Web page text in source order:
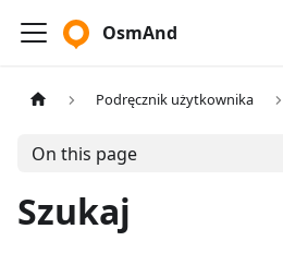
OsmAnd
Podręcznik użytkownika
On this page
Szukaj